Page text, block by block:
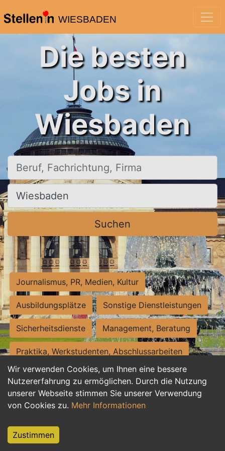
WIESBADEN
Wir verwenden Cookies, um Ihnen eine bessere
Nutzererfahrung zu ermöglichen. Durch die Nutzung
unserer Webseite stimmen Sie unserer Verwendung
von Cookies zu. Mehr Informationen
Zustimmen
Die besten
Jobs in
Wiesbaden
Beruf, Fachrichtung, Firma
Ort, Stadt
Suchen
Journalismus, PR, Medien, Kultur
Ausbildungsplätze Sonstige Dienstleistungen
Sicherheitsdienste Management, Beratung
Praktika, Werkstudenten, Abschlussarbeiten
Personalwesen Assistenz, Sekretariat
Hilfskräfte, Aushilfs- und Nebenjobs
Weiterbildung, Studium, duale Ausbildung